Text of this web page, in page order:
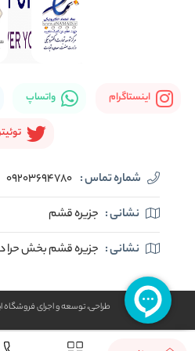
اینستاگرام واتساپ
شماره تماس : 09203694780
نشانی : جزیره قشم
نشانی : جزیره قشم بخش حرا
طراحی، توسعه و اجرای فروشگاه